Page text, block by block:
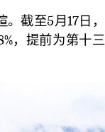
截至5月17日
，提前为第十